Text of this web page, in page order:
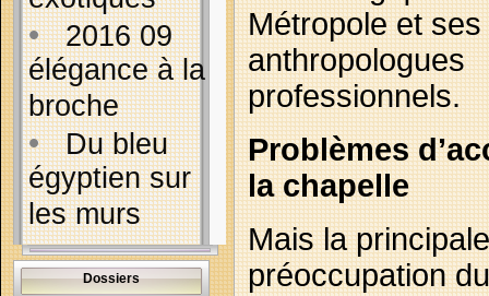
•2016 09
élégance à la
broche
•Du bleu
égyptien sur
les murs
Dossiers
Métropole et ses
anthropologues
professionnels.
Problèmes
la chapelle
Mais la principale
préoccupation